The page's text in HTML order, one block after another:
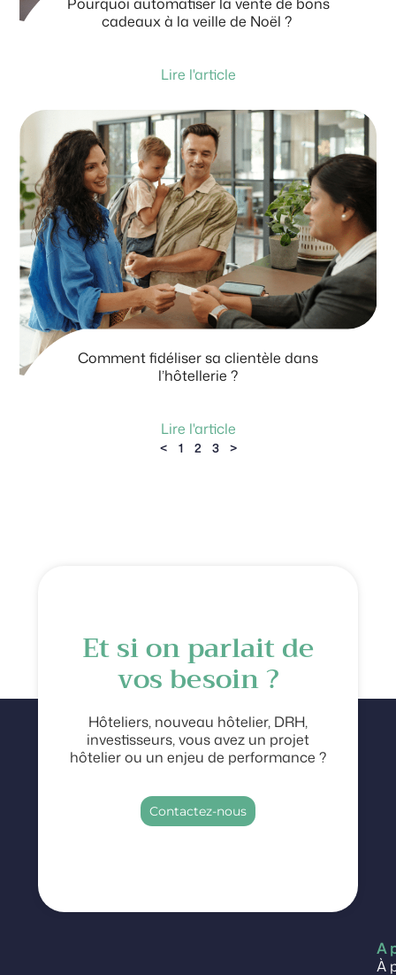
cadeaux à la veille de Noël ?
Lire l'article
Comment fidéliser sa clientèle dans
l’hôtellerie ?
Lire l'article
< 1 2 3 >
Et si on parlait de
vos besoin ?
Hôteliers, nouveau hôtelier, DRH,
investisseurs, vous avez un projet
hôtelier ou un enjeu de performance ?
Contactez-nous
A
À